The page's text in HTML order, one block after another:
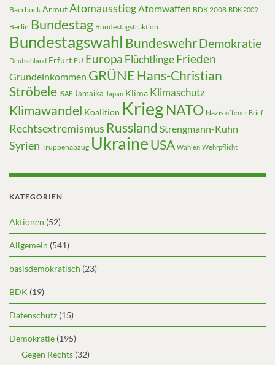
Baerbock ArmutAtomausstiegAtomwaffen BDK 2008 BDK 2009
Berlin Bundestag Bundestagsfraktion
Bundestagswahl BundeswehrDemokratie
Deutschland Erfurt EU Europa FlüchtlingeFrieden
Grundeinkommen GRÜNE Hans-Christian
Ströbele ISAF Jamaika Japan Klima Klimaschutz
Klimawandel Koalition KriegNATO Nazis offener Brief
Rechtsextremismus Russland Strengmann-Kuhn
Syrien Truppenabzug UkraineUSA Wahlen Wehrpflicht
KATEGORIEN
Aktionen (52)
Allgemein (541)
basisdemokratisch (23)
BDK (19)
Datenschutz (15)
Demokratie (195)
Gegen Rechts (32)